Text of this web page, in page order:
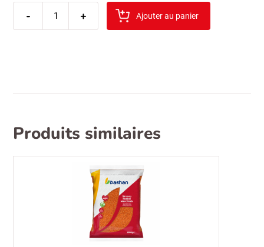
-
quantité
sibel
epices
+ Ajouter au panier
Produits similaires